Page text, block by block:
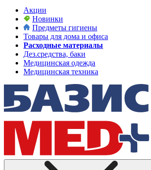
Акции
Новинки
Предметы гигиены
Товары для дома и офиса
Расходные материалы
Дез.средства, баки
Медицинская одежда
Медицинская техника